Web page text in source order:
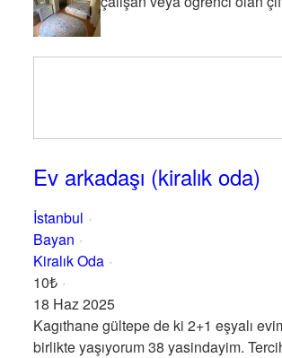
Ev arkadaşı (kiralık oda)
İstanbul
Bayan
Kiralık Oda
10₺
18 Haz 2025
Kagıthane gültepe de ki 2+1 eşyalı
birlikte yaşıyorum 38 yasindayim.